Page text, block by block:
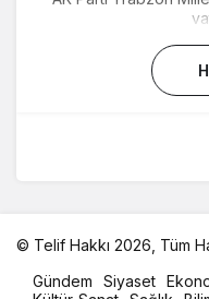
© Telif Hakkı 2026, Tüm
otoGündem Siyaset